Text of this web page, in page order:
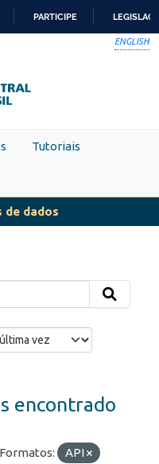
PARTICIPE
ENGLISH
Tutoriais
de dados
encontrado
Formatos:
API